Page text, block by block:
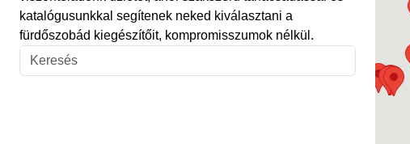
katalógusunkkal segítenek neked kiválasztani a
fürdőszobád kiegészítőit, kompromisszumok nélkül.